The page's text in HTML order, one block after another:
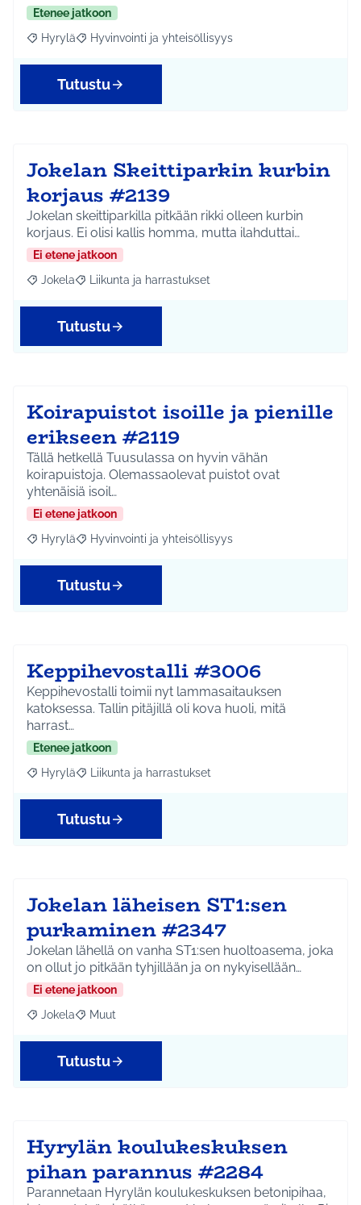
Etenee jatkoon
Rajaa tulokset aihepiirin mukaan: Hyrylä
Hyrylä Rajaa tulokset teeman mukaan: Hyvinvointi ja
Hyvinvointi ja yhteisöllisyys
Tutustu
Jokelan Skeittiparkin kurbin
korjaus #2139
Jokelan skeittiparkilla pitkään rikki olleen kurbin
korjaus. Ei olisi kallis homma, mutta ilahduttai…
Ei etene jatkoon
Rajaa tulokset aihepiirin mukaan: Jokela
Jokela Rajaa tulokset teeman mukaan: Liikunta ja
Liikunta ja harrastukset
Tutustu
Koirapuistot isoille ja pienille
erikseen #2119
Tällä hetkellä Tuusulassa on hyvin vähän
koirapuistoja. Olemassaolevat puistot ovat
yhtenäisiä isoil…
Ei etene jatkoon
Rajaa tulokset aihepiirin mukaan: Hyrylä
Hyrylä Rajaa tulokset teeman mukaan: Hyvinvointi ja
Hyvinvointi ja yhteisöllisyys
Tutustu
Keppihevostalli #3006
Keppihevostalli toimii nyt lammasaitauksen
katoksessa. Tallin pitäjillä oli kova huoli, mitä
harrast…
Etenee jatkoon
Rajaa tulokset aihepiirin mukaan: Hyrylä
Hyrylä Rajaa tulokset teeman mukaan: Liikunta ja
Liikunta ja harrastukset
Tutustu
Jokelan läheisen ST1:sen
purkaminen #2347
Jokelan lähellä on vanha ST1:sen huoltoasema, joka
on ollut jo pitkään tyhjillään ja on nykyisellään…
Ei etene jatkoon
Rajaa tulokset aihepiirin mukaan: Jokela
Jokela Rajaa tulokset teeman mukaan: Muut
Muut
Tutustu
Hyrylän koulukeskuksen
pihan parannus #2284
Parannetaan Hyrylän koulukeskuksen betonipihaa,